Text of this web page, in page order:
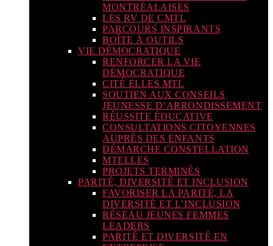
MONTRÉALAISES
LES RV DE CMTL
PARCOURS INSPIRANTS
BOÎTE À OUTILS
VIE DÉMOCRATIQUE
RENFORCER LA VIE
DÉMOCRATIQUE
CITÉ ELLES MTL
SOUTIEN AUX CONSEILS
JEUNESSE D’ARRONDISSEMENT
RÉUSSITE ÉDUCATIVE
CONSULTATIONS CITOYENNES
AUPRÈS DES ENFANTS
DÉMARCHE CONSTELLATION
MTELLES
PROJETS TERMINÉS
PARITÉ, DIVERSITÉ ET INCLUSION
FAVORISER LA PARITÉ, LA
DIVERSITÉ ET L’INCLUSION
RÉSEAU JEUNES FEMMES
LEADERS
PARITÉ ET DIVERSITÉ EN